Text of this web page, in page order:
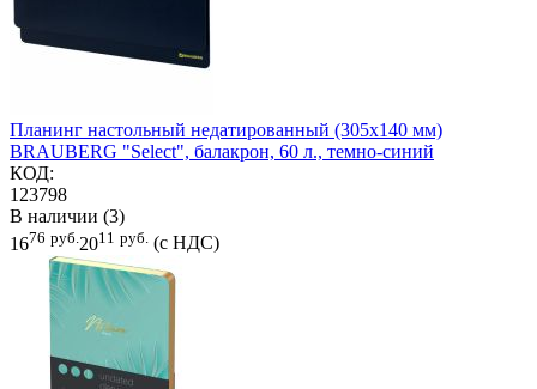
Планинг настольный недатированный (305х140 мм)
BRAUBERG "Select", балакрон, 60 л., темно-синий
КОД:
123798
В наличии (3)
1676 руб. 2011 руб. (с НДС)